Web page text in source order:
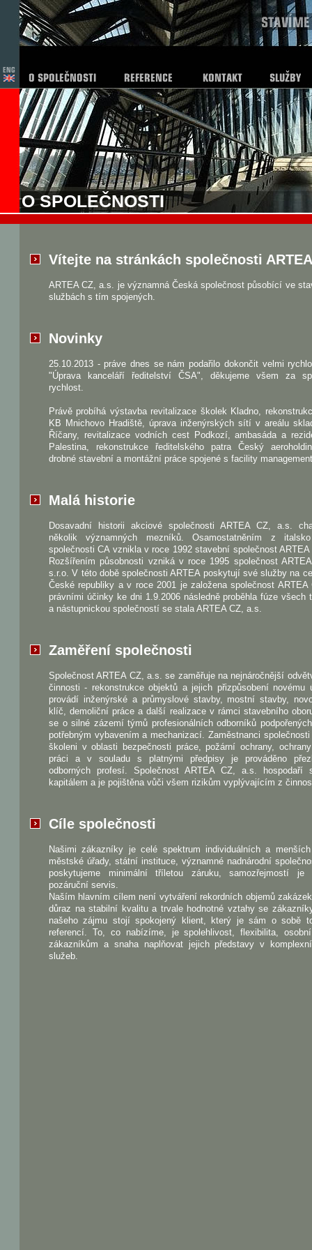
O SPOLEČNOSTI
Vítejte na stránkách společnosti
ARTEA CZ, a.s. je významná Česká společnost působící ve
službách s tím spojených.
Novinky
25.10.2013 - práve dnes se nám podařilo dokončit velmi
"Úprava kanceláří ředitelství ČSA", děkujeme všem za
rychlost.
Právě probíhá výstavba revitalizace školek Kladno,
KB Mnichovo Hradiště, úprava inženýrských sítí v areálu
Říčany, revitalizace vodních cest Podkozí, ambasáda a
Palestina, rekonstrukce ředitelského patra Český
drobné stavební a montážní práce spojené s facility
Malá historie
Dosavadní historii akciové společnosti ARTEA CZ, a.s.
několik významných mezníků. Osamostatněním z
společnosti CA vznikla v roce 1992 stavební společnost
Rozšířením působnosti vzniká v roce 1995 společnost
s.r.o. V této době společnosti ARTEA poskytují své služby na
České republiky a v roce 2001 je založena společnost
právními účinky ke dni 1.9.2006 následně proběhla fúze všech
a nástupnickou společností se stala ARTEA CZ, a.s.
Zaměření společnosti
Společnost ARTEA CZ, a.s. se zaměřuje na nejnáročnější
činnosti - rekonstrukce objektů a jejich přizpůsobení novému
provádí inženýrské a průmyslové stavby, mostní stavby,
klíč, demoliční práce a další realizace v rámci stavebního
se o silné zázemí týmů profesionálních odborníků
potřebným vybavením a mechanizací. Zaměstnanci společnosti
školeni v oblasti bezpečnosti práce, požární ochrany,
práci a v souladu s platnými předpisy je prováděno
odborných profesí. Společnost ARTEA CZ, a.s. hospodaří
kapitálem a je pojištěna vůči všem rizikům vyplývajícím z
Cíle společnosti
Našimi zákazníky je celé spektrum individuálních a
městské úřady, státní instituce, významné nadnárodní
poskytujeme minimální tříletou záruku, samozřejmostí
pozáruční servis.
Naším hlavním cílem není vytváření rekordních objemů
důraz na stabilní kvalitu a trvale hodnotné vztahy se
našeho zájmu stojí spokojený klient, který je sám o sobě
referencí. To, co nabízíme, je spolehlivost, flexibilita,
zákazníkům a snaha naplňovat jejich představy v
služeb.